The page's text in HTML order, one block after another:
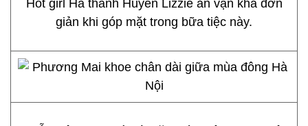
Hot girl Hà thành Huyền Lizzie ăn vận khá đơn
giản khi góp mặt trong bữa tiệc này.